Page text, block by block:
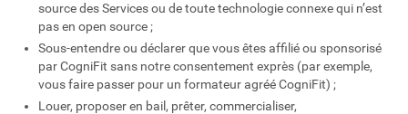
source des Services ou de toute technologie connexe qui n’est
pas en open source ;
Sous-entendre ou déclarer que vous êtes affilié ou sponsorisé
par CogniFit sans notre consentement exprès (par exemple,
vous faire passer pour un formateur agréé CogniFit) ;
Louer, proposer en bail, prêter, commercialiser,